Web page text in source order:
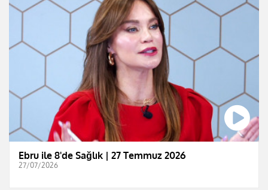
Ebru ile 8'de Sağlık | 27 Temmuz 2026
27/07/2026